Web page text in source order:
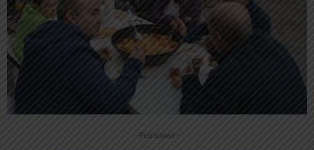
-- Publicidad --